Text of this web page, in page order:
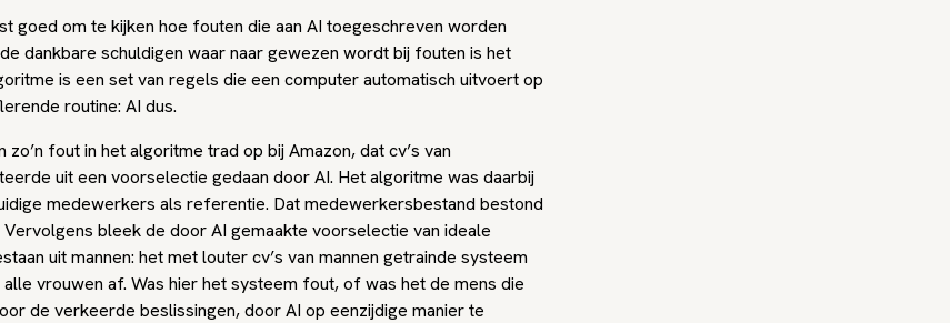
goed om te kijken hoe fouten die aan AI toegeschreven worden
dankbare schuldigen waar naar gewezen wordt bij fouten is het
is een set van regels die een computer automatisch uitvoert op
routine: AI dus.
zo’n fout in het algoritme trad op bij Amazon, dat cv’s van
uit een voorselectie gedaan door AI. Het algoritme was daarbij
medewerkers als referentie. Dat medewerkersbestand bestond
Vervolgens bleek de door AI gemaakte voorselectie van ideale
uit mannen: het met louter cv’s van mannen getrainde systeem
vrouwen af. Was hier het systeem fout, of was het de mens die
de verkeerde beslissingen, door AI op eenzijdige manier te